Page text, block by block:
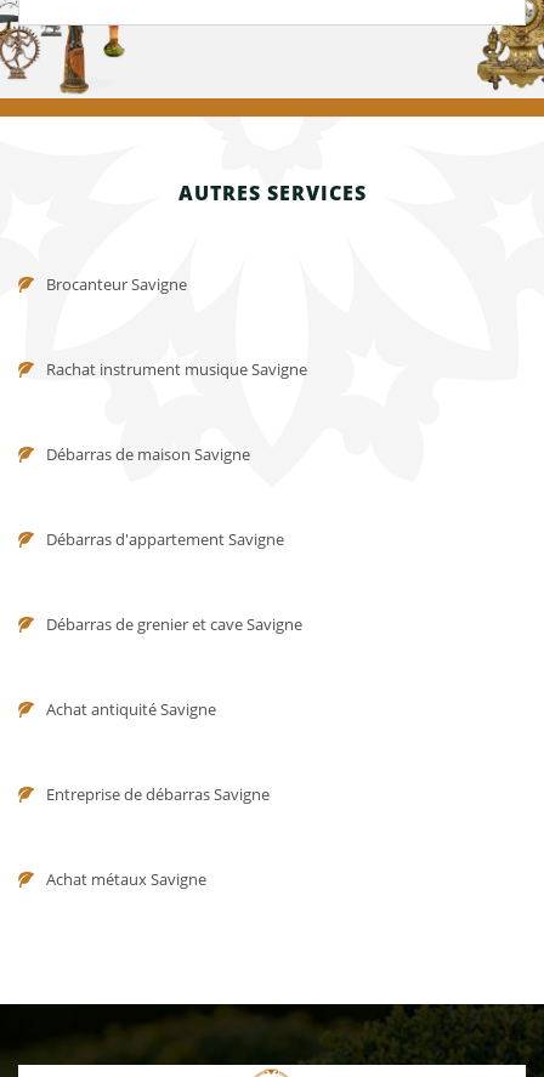
AUTRES SERVICES
Brocanteur Savigne
Rachat instrument musique Savigne
Débarras de maison Savigne
Débarras d'appartement Savigne
Débarras de grenier et cave Savigne
Achat antiquité Savigne
Entreprise de débarras Savigne
Achat métaux Savigne